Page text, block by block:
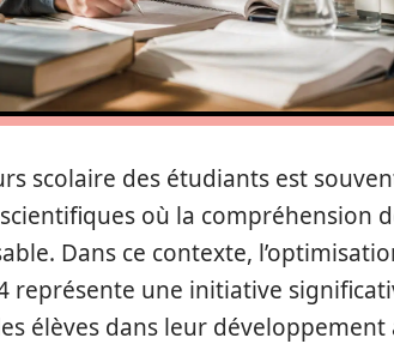
scolaire des étudiants est
où la compréhension
Dans ce contexte,
représente une initiative
élèves dans leur